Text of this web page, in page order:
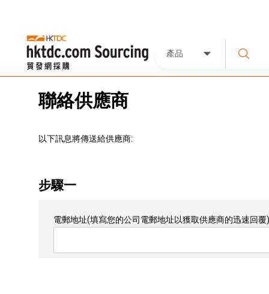
產品
聯絡供應商
以下訊息將傳送給供應商:
步驟一
電郵地址(填寫您的公司電郵地址以獲取供應商的迅速回覆)